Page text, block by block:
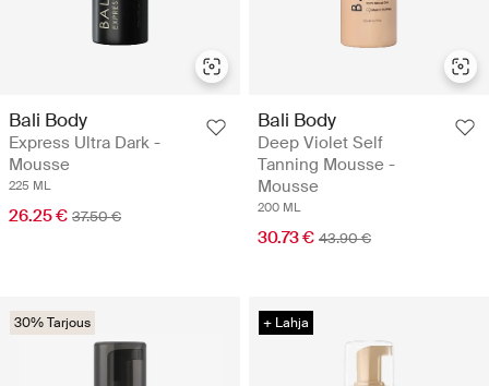
Bali Body
Express Ultra Dark -
Mousse
225 ML
26.25 € 37.50 €
Bali Body
Deep Violet Self
Tanning Mousse -
Mousse
200 ML
30.73 € 43.90 €
30% Tarjous + Lahja